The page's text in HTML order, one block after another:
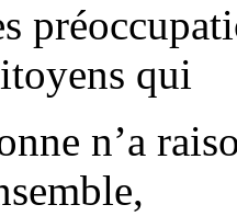
qui
n’a